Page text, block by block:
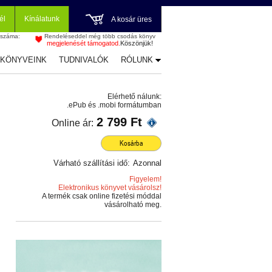
Kínálatunk A kosár üres
Rendeléseddel még több csodás könyv
megjelenését támogatod. Köszönjük!
TUDNIVALÓK RÓLUNK
Elérhető nálunk:
.ePub és .mobi formátumban
Online ár: 2 799 Ft
Kosárba
Várható szállítási idő: Azonnal
Figyelem!
Elektronikus könyvet vásárolsz!
A termék csak online fizetési móddal
vásárolható meg.